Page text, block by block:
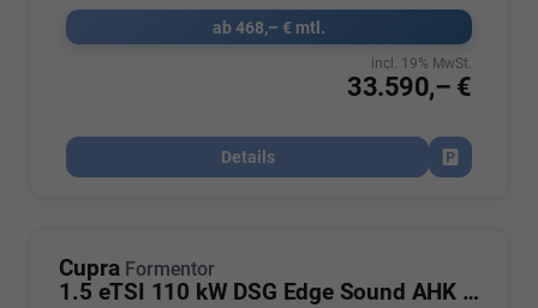
ab 468,– € mtl.
33.590,– €
incl. 19% MwSt.
Details
Fahrzeug
Cupra Formentor
1.5 eTSI 110 kW DSG Edge Sound AHK ACC LED